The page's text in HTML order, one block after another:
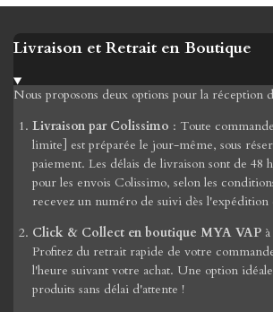
Livraison et Retrait en Boutique
Nous proposons deux options pour la réception
Livraison par Colissimo : Toute
limite] est préparée le jour-même, sous
paiement. Les délais de livraison sont de 48
pour les envois Colissimo, selon les
recevez un numéro de suivi dès l'expédition
Click & Collect en boutique MYA VAP
Profitez du retrait rapide de votre
l'heure suivant votre achat. Une option
produits sans délai d'attente !